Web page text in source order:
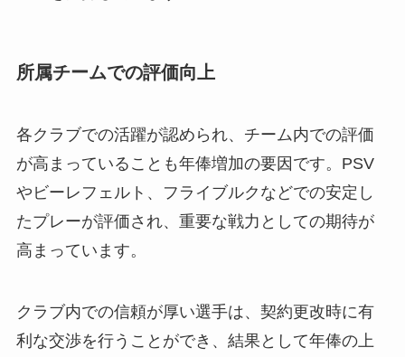
所属チームでの評価向上
各クラブでの活躍が認められ、チーム内での評価
が高まっていることも年俸増加の要因です。PSV
やビーレフェルト、フライブルクなどでの安定し
たプレーが評価され、重要な戦力としての期待が
高まっています。
クラブ内での信頼が厚い選手は、契約更改時に有
利な交渉を行うことができ、結果として年俸の上